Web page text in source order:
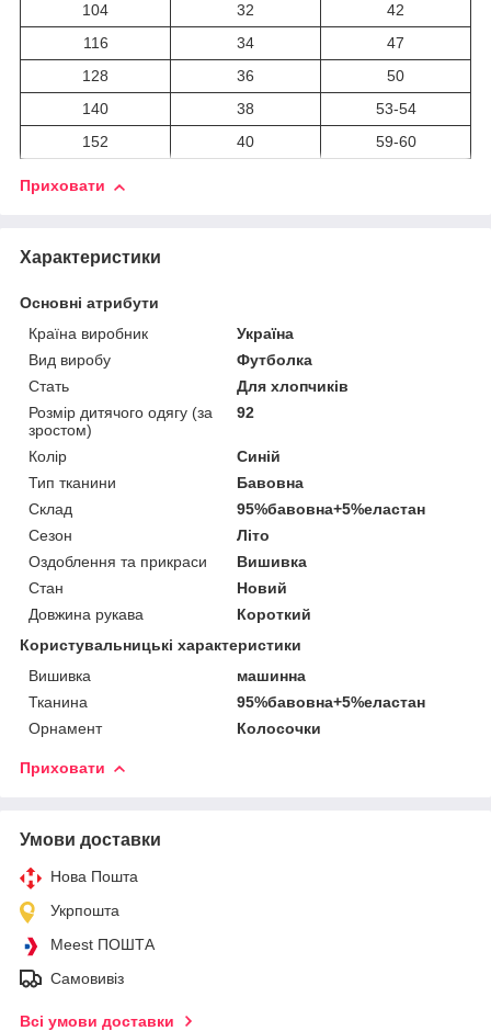
104
32
42
116
34
47
128
36
50
140
38
53-54
152
40 59-60
Приховати
Характеристики
Основні атрибути
Країна виробник
Україна
Вид виробу
Футболка
Стать
Для хлопчиків
Розмір дитячого одягу (за
зростом)
92
Колір
Синій
Тип тканини
Бавовна
Склад
95%бавовна+5%еластан
Сезон
Літо
Оздоблення та прикраси
Вишивка
Стан
Новий
Довжина рукава
Короткий
Користувальницькі характеристики
Вишивка
машинна
Тканина
95%бавовна+5%еластан
Орнамент
Колосочки
Приховати
Умови доставки
Нова Пошта
Укрпошта
Meest ПОШТА
Самовивіз
Всі умови доставки